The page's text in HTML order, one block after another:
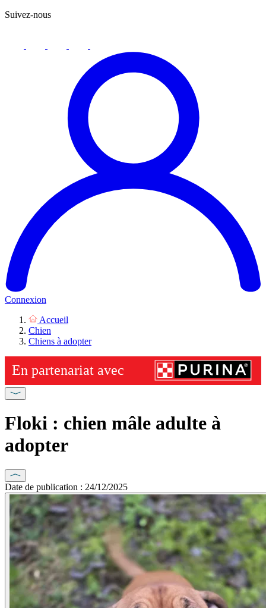
Suivez-nous
Connexion
Accueil
Chien
Chiens à adopter
Floki : chien mâle adulte à
adopter
Date de publication : 24/12/2025